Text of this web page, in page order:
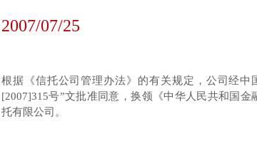
2007/07/25
根据《信托公司管理办法》的有关规定，公司经中
[2007]315号”文批准同意，换领《中华人民共和国
托有限公司。